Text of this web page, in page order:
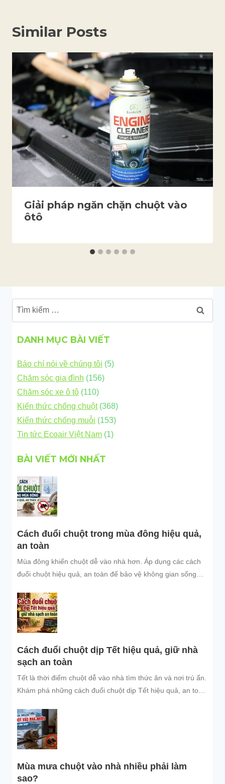
Similar Posts
Giải pháp ngăn chặn chuột vào
ôtô
Tìm
kiếm
cho:
DANH MỤC BÀI VIẾT
Báo chí nói về chúng tôi (5)
Chăm sóc gia đình (156)
Chăm sóc xe ô tô (110)
Kiến thức chống chuột(368)
Kiến thức chống muỗi (153)
Tin tức Ecoair Việt Nam (1)
BÀI VIẾT MỚI NHẤT
Cách đuổi chuột trong mùa đông hiệu quả,
an toàn
Mùa đông khiến chuột dễ vào nhà hơn. Áp dụng các cách
đuổi chuột hiệu quả, an toàn để bảo vệ không gian sống
Cách đuổi chuột dịp Tết hiệu quả, giữ nhà
sạch an toàn
Tết là thời điểm chuột dễ vào nhà tìm thức ăn và nơi trú ẩn.
Khám phá những cách đuổi chuột dịp Tết hiệu quả, an toàn
đình và đón năm mới an tâm.
Mùa mưa chuột vào nhà nhiều phải làm
sao?